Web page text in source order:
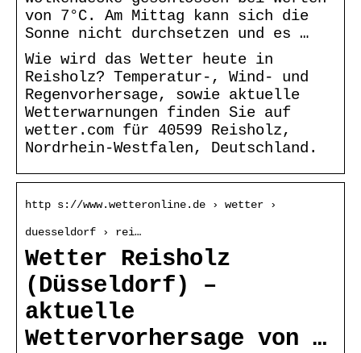
von 7°C. Am Mittag kann sich die
Sonne nicht durchsetzen und es …
Wie wird das Wetter heute in
Reisholz? Temperatur-, Wind- und
Regenvorhersage, sowie aktuelle
Wetterwarnungen finden Sie auf
wetter.com für 40599 Reisholz,
Nordrhein-Westfalen, Deutschland.
http s://www.wetteronline.de › wetter ›
duesseldorf › rei…
Wetter Reisholz
(Düsseldorf) –
aktuelle
Wettervorhersage von …